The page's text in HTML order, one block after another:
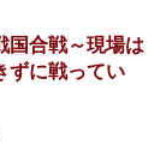
国合戦～現場は
ずに戦ってい